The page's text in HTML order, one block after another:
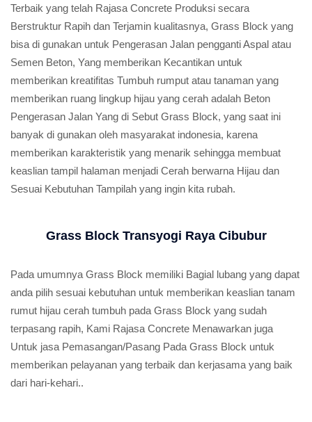
Terbaik yang telah Rajasa Concrete Produksi secara
Berstruktur Rapih dan Terjamin kualitasnya, Grass Block yang
bisa di gunakan untuk Pengerasan Jalan pengganti Aspal atau
Semen Beton, Yang memberikan Kecantikan untuk
memberikan kreatifitas Tumbuh rumput atau tanaman yang
memberikan ruang lingkup hijau yang cerah adalah Beton
Pengerasan Jalan Yang di Sebut Grass Block, yang saat ini
banyak di gunakan oleh masyarakat indonesia, karena
memberikan karakteristik yang menarik sehingga membuat
keaslian tampil halaman menjadi Cerah berwarna Hijau dan
Sesuai Kebutuhan Tampilah yang ingin kita rubah.
Grass Block Transyogi Raya Cibubur
Pada umumnya Grass Block memiliki Bagial lubang yang dapat
anda pilih sesuai kebutuhan untuk memberikan keaslian tanam
rumut hijau cerah tumbuh pada Grass Block yang sudah
terpasang rapih, Kami Rajasa Concrete Menawarkan juga
Untuk jasa Pemasangan/Pasang Pada Grass Block untuk
memberikan pelayanan yang terbaik dan kerjasama yang baik
dari hari-kehari..